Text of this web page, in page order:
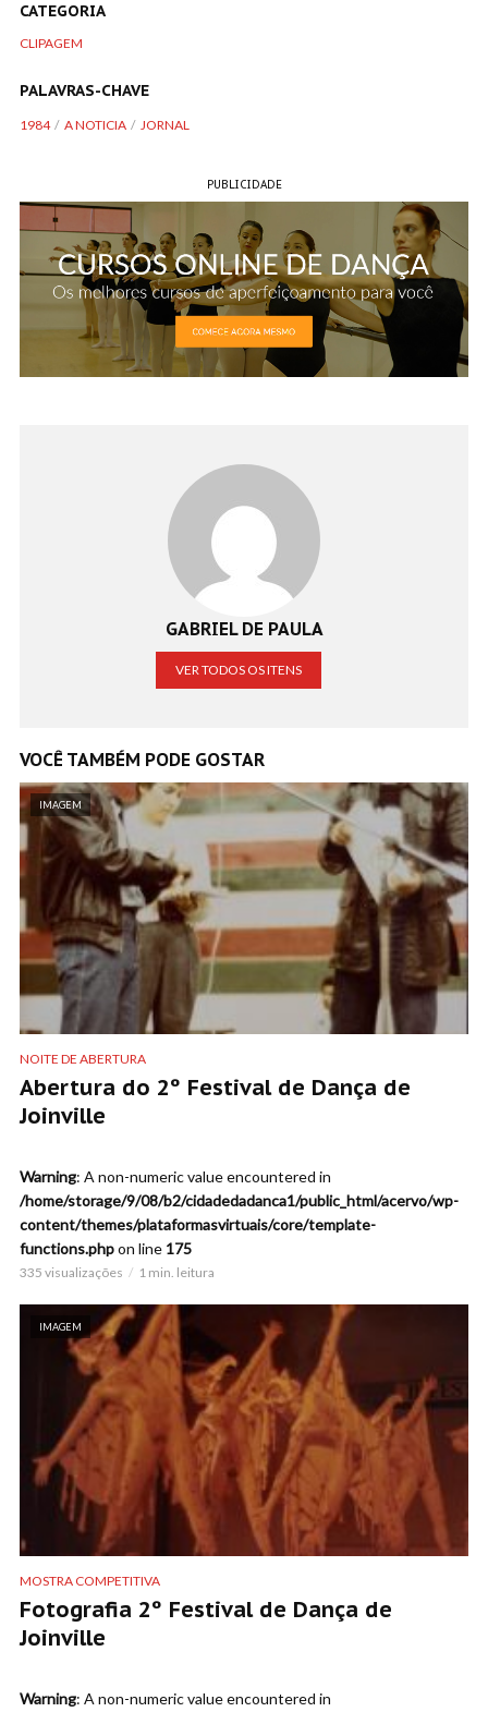
CATEGORIA
CLIPAGEM
PALAVRAS-CHAVE
1984 A NOTICIA JORNAL
PUBLICIDADE
GABRIEL DE PAULA
VER TODOS OS ITENS
VOCÊ TAMBÉM PODE GOSTAR
IMAGEM
NOITE DE ABERTURA
Abertura do 2º Festival de Dança de
Joinville
Warning: A non-numeric value encountered in
/home/storage/9/08/b2/cidadedadanca1/public_html/acervo/wp-
content/themes/plataformasvirtuais/core/template-
functions.phpon line 175
335 visualizações 1 min. leitura
IMAGEM
MOSTRA COMPETITIVA
Fotografia 2º Festival de Dança de
Joinville
Warning: A non-numeric value encountered in